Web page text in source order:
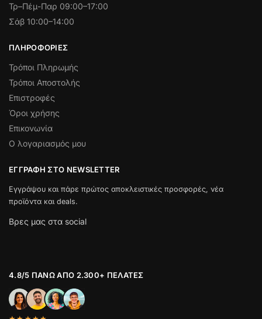
Τρ–Πέμ-Παρ 09:00–17:00
Σάβ 10:00–14:00
ΠΛΗΡΟΦΟΡΊΕΣ
Τρόποι Πληρωμής
Τρόποι Αποστολής
Επιστροφές
Όροι χρήσης
Επικονωνία
Ο λογαριασμός μου
ΕΓΓΡΑΦΉ ΣΤΟ NEWSLETTER
Εγγράψου και πάρε πρώτος αποκλειστικές προσφορές, νέα
προϊόντα και deals.
Βρες μας στα social
4.8/5 ΠΆΝΩ ΑΠΌ 2.300+ ΠΕΛΆΤΕΣ